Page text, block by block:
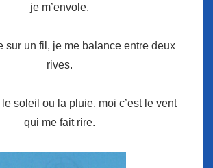
je m’envole.
sur un fil, je me balance entre deux
rives.
soleil ou la pluie, moi c’est le vent
qui me fait rire.